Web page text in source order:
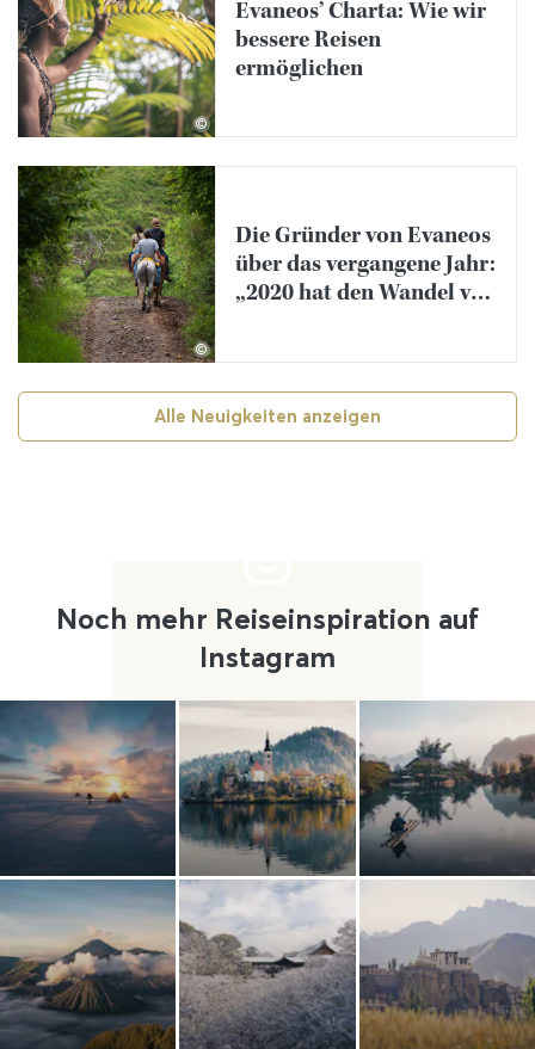
©
Evaneos’ Charta: Wie wir
bessere Reisen
ermöglichen
©
Die Gründer von Evaneos
über das vergangene Jahr:
„2020 hat den Wandel von
Alle Neuigkeiten anzeigen
Noch mehr Reiseinspiration auf
Instagram